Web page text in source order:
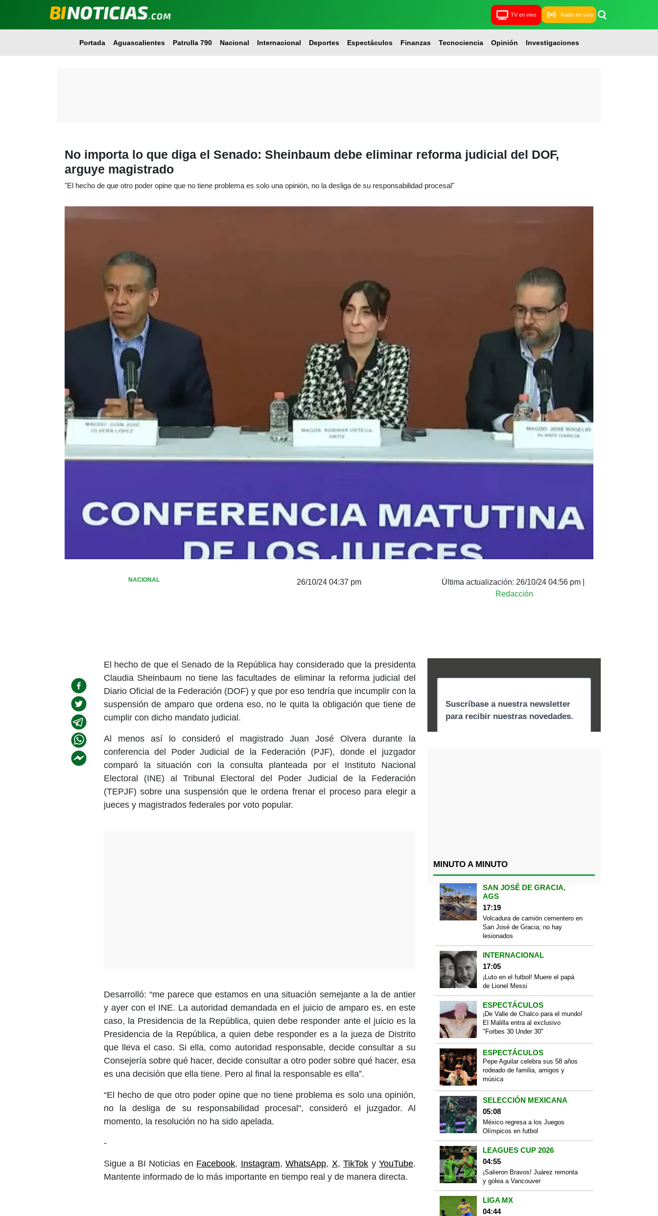
TV en vivo Radio en vivo
Portada Aguascalientes Patrulla 790 Nacional Internacional Deportes Espectáculos Finanzas Tecnociencia Opinión Investigaciones
No importa lo que diga el Senado: Sheinbaum debe eliminar reforma judicial del DOF,
arguye magistrado
"El hecho de que otro poder opine que no tiene problema es solo una opinión, no la desliga de su responsabilidad procesal"
NACIONAL 26/10/24 04:37 pm Última actualización: 26/10/24 04:56 pm
Redacción
El hecho de que el Senado de la República hay considerado que la presidenta
Claudia Sheinbaum no tiene las facultades de eliminar la reforma judicial del
Diario Oficial de la Federación (DOF) y que por eso tendría que incumplir con la
suspensión de amparo que ordena eso, no le quita la obligación que tiene de
cumplir con dicho mandato judicial.
Al menos así lo consideró el magistrado Juan José Olvera durante la
conferencia del Poder Judicial de la Federación (PJF), donde el juzgador
comparó la situación con la consulta planteada por el Instituto Nacional
Electoral (INE) al Tribunal Electoral del Poder Judicial de la Federación
(TEPJF) sobre una suspensión que le ordena frenar el proceso para elegir a
jueces y magistrados federales por voto popular.
Desarrolló: “me parece que estamos en una situación semejante a la de antier
y ayer con el INE. La autoridad demandada en el juicio de amparo es, en este
caso, la Presidencia de la República, quien debe responder ante el juicio es la
Presidencia de la República, a quien debe responder es a la jueza de Distrito
que lleva el caso. Si ella, como autoridad responsable, decide consultar a su
Consejería sobre qué hacer, decide consultar a otro poder sobre qué hacer, esa
es una decisión que ella tiene. Pero al final la responsable es ella”.
“El hecho de que otro poder opine que no tiene problema es solo una opinión,
no la desliga de su responsabilidad procesal", consideró el juzgador. Al
momento, la resolución no ha sido apelada.
-
Sigue a BI Noticias en Facebook, Instagram, WhatsApp, X, TikTok y YouTube.
Mantente informado de lo más importante en tiempo real y de manera directa.
MINUTO A MINUTO
SAN JOSÉ DE GRACIA,
AGS
17:19
Volcadura de camión cementero en
San José de Gracia; no hay
lesionados
INTERNACIONAL
17:05
¡Luto en el futbol! Muere el papá
de Lionel Messi
ESPECTÁCULOS
¡De Valle de Chalco para el mundo!
El Malilla entra al exclusivo
"Forbes 30 Under 30"
ESPECTÁCULOS
Pepe Aguilar celebra sus 58 años
rodeado de familia, amigos y
música
SELECCIÓN MEXICANA
05:08
México regresa a los Juegos
Olímpicos en futbol
LEAGUES CUP 2026
04:55
¡Salieron Bravos! Juárez remonta
y golea a Vancouver
LIGA MX
04:44